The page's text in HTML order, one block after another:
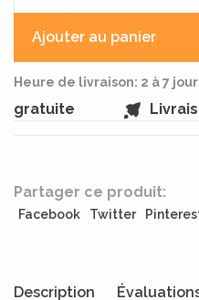
Ajouter au panier
Heure de livraison: 2 à 7
Partager ce produit:
Facebook Twitter
Description